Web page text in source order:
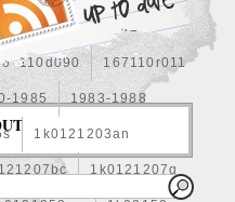
15pcs 160400r160
167110r011
1985 1983-1988
1k0121203an
1k0121207g